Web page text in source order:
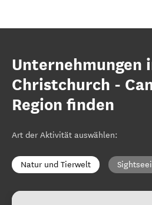
Unternehmungen
Christchurch -
Region finden
Art der Aktivität auswählen:
Natur und Tierwelt